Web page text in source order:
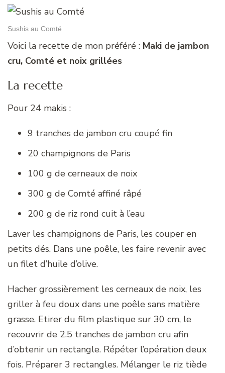
Sushis au Comté
Voici la recette de mon préféré : Maki de jambon
cru, Comté et noix grillées
La recette
Pour 24 makis :
9 tranches de jambon cru coupé fin
20 champignons de Paris
100 g de cerneaux de noix
300 g de Comté affiné râpé
200 g de riz rond cuit à l’eau
Laver les champignons de Paris, les couper en
petits dés. Dans une poêle, les faire revenir avec
un filet d’huile d’olive.
Hacher grossièrement les cerneaux de noix, les
griller à feu doux dans une poêle sans matière
grasse. Etirer du film plastique sur 30 cm, le
recouvrir de 2.5 tranches de jambon cru afin
d’obtenir un rectangle. Répéter l’opération deux
fois. Préparer 3 rectangles. Mélanger le riz tiède